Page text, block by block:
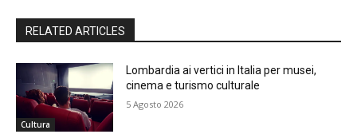
RELATED ARTICLES
Cultura
Lombardia ai vertici in Italia per musei,
cinema e turismo culturale
5 Agosto 2026